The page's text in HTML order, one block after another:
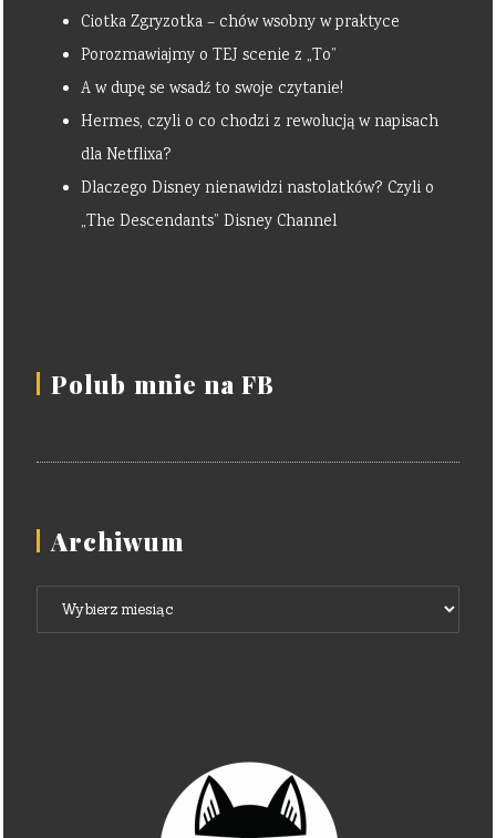
Ciotka Zgryzotka – chów wsobny w praktyce
Porozmawiajmy o TEJ scenie z „To”
A w dupę se wsadź to swoje czytanie!
Hermes, czyli o co chodzi z rewolucją w napisach
dla Netflixa?
Dlaczego Disney nienawidzi nastolatków? Czyli o
„The Descendants” Disney Channel
Polub mnie na FB
Archiwum
Archiwum